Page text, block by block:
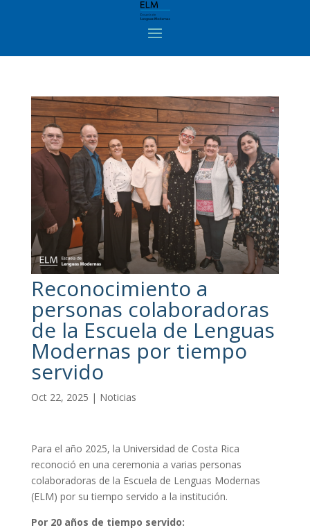
Reconocimiento a
personas colaboradoras
de la Escuela de Lenguas
Modernas por tiempo
servido
Oct 22, 2025 | Noticias
Para el año 2025, la Universidad de Costa Rica
reconoció en una ceremonia a varias personas
colaboradoras de la Escuela de Lenguas Modernas
(ELM) por su tiempo servido a la institución.
Por 20 años de tiempo servido: